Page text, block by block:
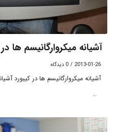
آشیانه میکروارگانیسم ها
2013-01-26
/ 0 دیدگاه
آشیانه میکروارگانیسم ها در کیبورد
…